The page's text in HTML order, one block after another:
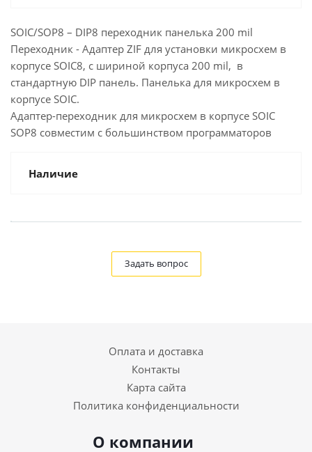
SOIC/SOP8 – DIP8 переходник панелька 200 mil
Переходник - Адаптер ZIF для установки микросхем в
корпусе SOIC8, с шириной корпуса 200 mil, в
стандартную DIP панель. Панелька для микросхем в
корпусе SOIC.
Адаптер-переходник для микросхем в корпусе SOIC
SOP8 cовместим с большинством программаторов
Наличие
Задать вопрос
Оплата и доставка
Контакты
Карта сайта
Политика конфиденциальности
О компании